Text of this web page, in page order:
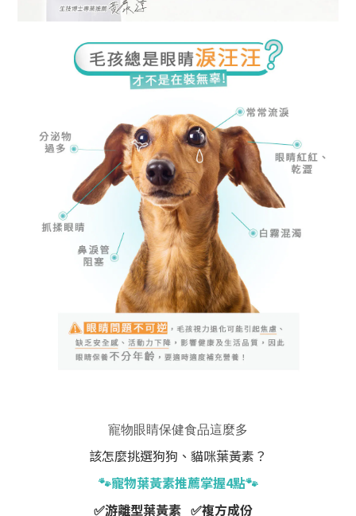
寵物眼睛保健食品這麼多
該怎麼挑選狗狗、貓咪葉黃素？
🐾寵物葉黃素推薦掌握4點🐾
✅游離型葉黃素 ✅複方成份